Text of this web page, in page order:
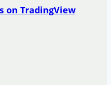
on TradingView